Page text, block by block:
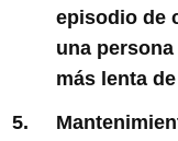
episodio de
una
más lenta